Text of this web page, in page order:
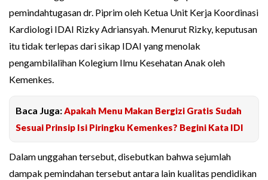
pemindahtugasan dr. Piprim oleh Ketua Unit Kerja Koordinasi
Kardiologi IDAI Rizky Adriansyah. Menurut Rizky, keputusan
itu tidak terlepas dari sikap IDAI yang menolak
pengambilalihan Kolegium Ilmu Kesehatan Anak oleh
Kemenkes.
Baca Juga:Apakah Menu Makan Bergizi Gratis Sudah
Sesuai Prinsip Isi Piringku Kemenkes? Begini Kata IDI
Dalam unggahan tersebut, disebutkan bahwa sejumlah
dampak pemindahan tersebut antara lain kualitas pendidikan